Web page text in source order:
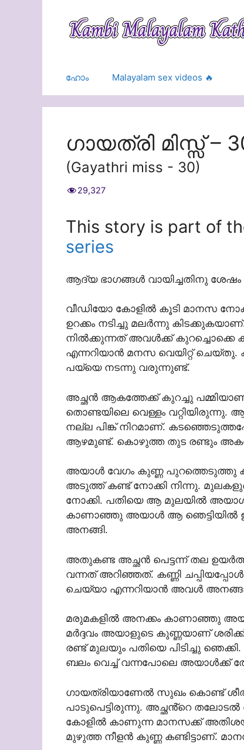
ഹോം Malayalam sex videos 🔥
ഗായത്രി മിസ്സ്‌ –
(Gayathri miss - 30)
29,327
This story is part of
series
ആദ്യ ഭാഗങ്ങൾ വായിച്ചതിനു ശേഷം
വീഡിയോ കോളിൽ കൂടി മാനസ
ഉറക്കം നടിച്ചു മലർന്നു
നിൽക്കുന്നത് അവൾക്ക് കുറച്ചൊക്കെ
എന്നറിയാൻ മനസ വെയിറ്റ്
പയ്യെ നടന്നു വരുന്നുണ്ട്.
അച്ഛൻ ആകത്തേക്ക് കുറച്ചു
തൊണ്ടയിലെ വെള്ളം
നല്ല പിങ്ക് നിറമാണ്.
ആഴമുണ്ട്. കൊഴുത്ത തുട രണ്ടും
അയാൾ വേഗം കുണ്ണ പുറത്തെടുത്തു
അടുത്ത് കണ്ട് നോക്കി നിന്നു.
നോക്കി. പതിയെ ആ മുലയിൽ അയാൾ
കാണാഞ്ഞു അയാൾ ആ ഞെട്ടിയിൽ
അനങ്ങി.
അതുകണ്ട അച്ഛൻ പെട്ടന്ന് തല
വന്നത് അറിഞ്ഞത്. കണ്ണി
ചെയ്യാ എന്നറിയാൻ അവൾ
മരുമകളിൽ അനക്കം കാണാഞ്ഞു
മർദ്ദവം അയാളുടെ കുണ്ണയാണ്
രണ്ട് മുലയും പതിയെ പിടിച്ചു
ബലം വെച്ച് വന്നപോലെ അയാൾക്ക്
ഗായത്രിയാണേൽ സുഖം കൊണ്ട്
പാടുപെട്ടിരുന്നു. അച്ഛൻ്റെ
കോളിൽ കാണുന്ന മാനസക്ക്
മുഴുത്ത നീളൻ കുണ്ണ കണ്ടിട്ടാണ്.